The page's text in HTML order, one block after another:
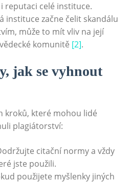
reputaci celé instituce.
instituce začne čelit skandálu
může to mít vliv na její
komunitě [2].
jak se vyhnout
kroků, které mohou lidé
plagiátorství:
citační normy a vždy
jste použili.
použijete myšlenky jiných